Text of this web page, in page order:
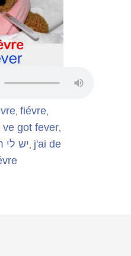
fiévre
ve got fever,
יש לי j'ai de